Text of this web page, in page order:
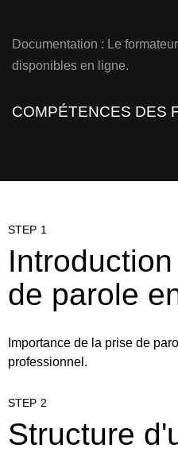
Documentation : Le
disponibles en ligne.
COMPÉTENCES DES
STEP 1
de parole
Importance de la prise de
professionnel.
STEP 2
Structure